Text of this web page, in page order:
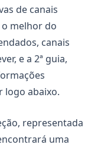
de canais
melhor do
canais
e a 2ª guia,
logo abaixo.
representada
uma